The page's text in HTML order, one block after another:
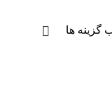
گزینه ها